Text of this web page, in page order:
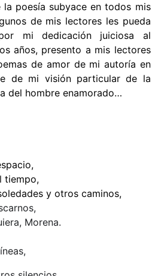
la poesía subyace en todos mis
de mis lectores les pueda
mi dedicación juiciosa al
años, presento a mis lectores
de amor de mi autoría en
de mi visión particular de la
del hombre enamorado…
tiempo,
y otros caminos,
Morena.